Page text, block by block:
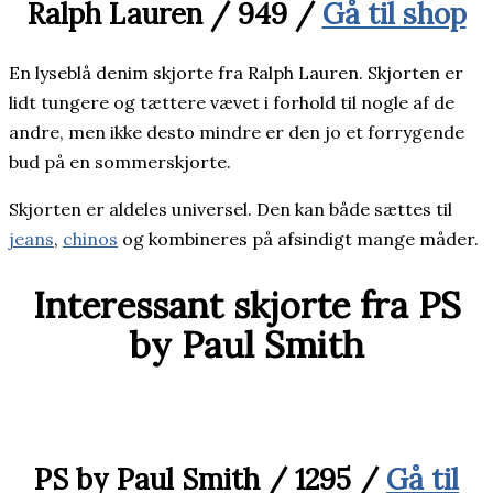
Ralph Lauren / 949 / Gå til shop
En lyseblå denim skjorte fra Ralph Lauren. Skjorten er
lidt tungere og tættere vævet i forhold til nogle af de
andre, men ikke desto mindre er den jo et forrygende
bud på en sommerskjorte.
Skjorten er aldeles universel. Den kan både sættes til
jeans, chinos og kombineres på afsindigt mange måder.
Interessant skjorte fra PS
by Paul Smith
PS by Paul Smith / 1295 / Gå til